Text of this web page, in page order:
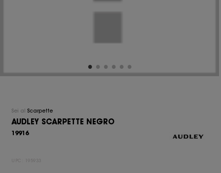
Sei al Scarpette
AUDLEY SCARPETTE NEGRO
19916
UPC: 195933